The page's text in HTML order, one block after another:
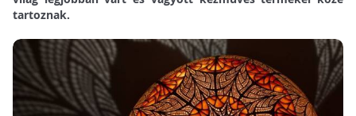
tartoznak.